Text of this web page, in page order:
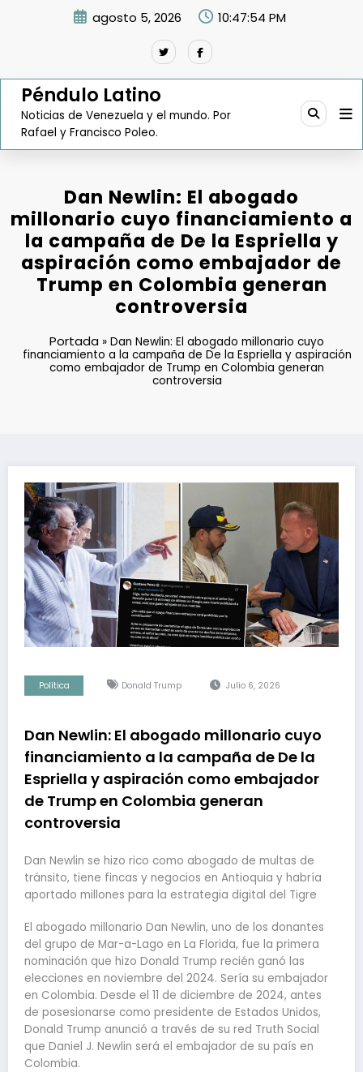
agosto 5, 2026 10:47:55 PM
Péndulo Latino
Noticias de Venezuela y el mundo. Por
Rafael y Francisco Poleo.
Dan Newlin: El abogado
millonario cuyo financiamiento a
la campaña de De la Espriella y
aspiración como embajador de
Trump en Colombia generan
controversia
Portada »Dan Newlin: El abogado millonario cuyo
financiamiento a la campaña de De la Espriella y aspiración
como embajador de Trump en Colombia generan
controversia
Política Donald Trump Julio 6, 2026
Dan Newlin: El abogado millonario cuyo
financiamiento a la campaña de De la
Espriella y aspiración como embajador
de Trump en Colombia generan
controversia
Dan Newlin se hizo rico como abogado de multas de
tránsito, tiene fincas y negocios en Antioquia y habría
aportado millones para la estrategia digital del Tigre
El abogado millonario Dan Newlin, uno de los donantes
del grupo de Mar-a-Lago en La Florida, fue la primera
nominación que hizo Donald Trump recién ganó las
elecciones en noviembre del 2024. Sería su embajador
en Colombia. Desde el 11 de diciembre de 2024, antes
de posesionarse como presidente de Estados Unidos,
Donald Trump anunció a través de su red Truth Social
que Daniel J. Newlin será el embajador de su país en
Colombia.